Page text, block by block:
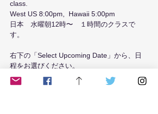
class.
West US 8:00pm,  Hawaii 5:00pm
日本　水曜朝12時〜　１時間のクラスで
す。
右下の「Select Upcoming Date」から、日
程をお選びください。
Read More >